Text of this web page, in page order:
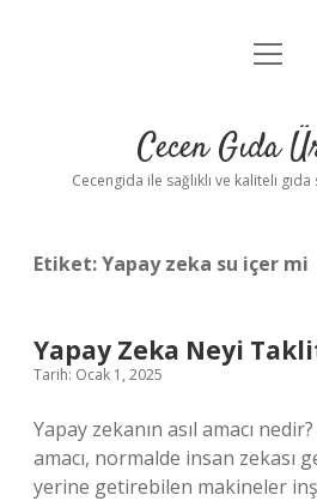
Anasayfa
Yasal Uyarı
menüyü
Cecen Gıda
Cecengida ile sağlıklı ve kaliteli
Etiket:Yapay zeka su içer mi
Yapay Zeka Neyi
Tarih: Ocak 1, 2025
Yapay zekanın asıl amacı nedir?
amacı, normalde insan zekası
yerine getirebilen makineler